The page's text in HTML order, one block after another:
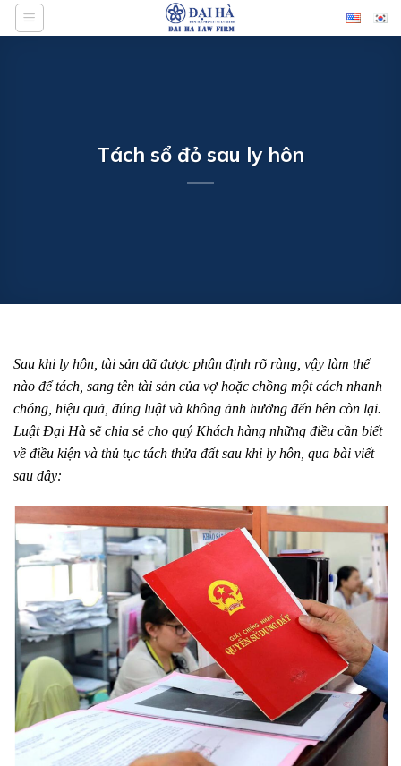
Bỏ
qua
Tách sổ đỏ sau ly hôn
Sau khi ly hôn, tài sản đã được phân định rõ ràng, vậy làm thế
nào để tách, sang tên tài sản của vợ hoặc chồng một cách nhanh
chóng, hiệu quả, đúng luật và không ảnh hưởng đến bên còn lại.
Luật Đại Hà sẽ chia sẻ cho quý Khách hàng những điều cần biết
về điều kiện và thủ tục tách thửa đất sau khi ly hôn, qua bài viết
sau đây: